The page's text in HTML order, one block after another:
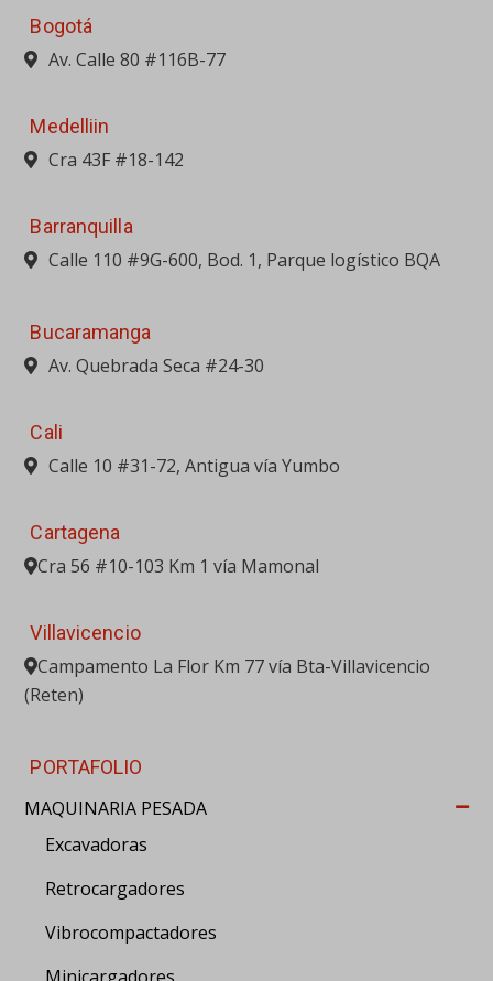
Bogotá
Av. Calle 80 #116B-77
Medelliin
Cra 43F #18-142
Barranquilla
Calle 110 #9G-600, Bod. 1, Parque logístico BQA
Bucaramanga
Av. Quebrada Seca #24-30
Cali
Calle 10 #31-72, Antigua vía Yumbo
Cartagena
Cra 56 #10-103 Km 1 vía Mamonal
Villavicencio
Campamento La Flor Km 77 vía Bta-Villavicencio
(Reten)
PORTAFOLIO
MAQUINARIA PESADA
Excavadoras
Retrocargadores
Vibrocompactadores
Minicargadores